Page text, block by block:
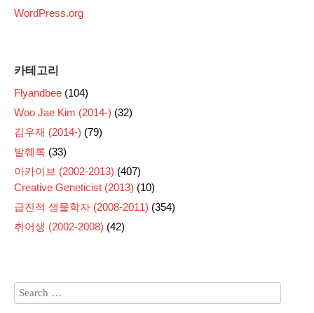
WordPress.org
카테고리
Flyandbee (104)
Woo Jae Kim (2014-) (32)
김우재 (2014-) (79)
발췌록 (33)
아카이브 (2002-2013) (407)
Creative Geneticist (2013) (10)
급진적 생물학자 (2008-2011) (354)
취어생 (2002-2008) (42)